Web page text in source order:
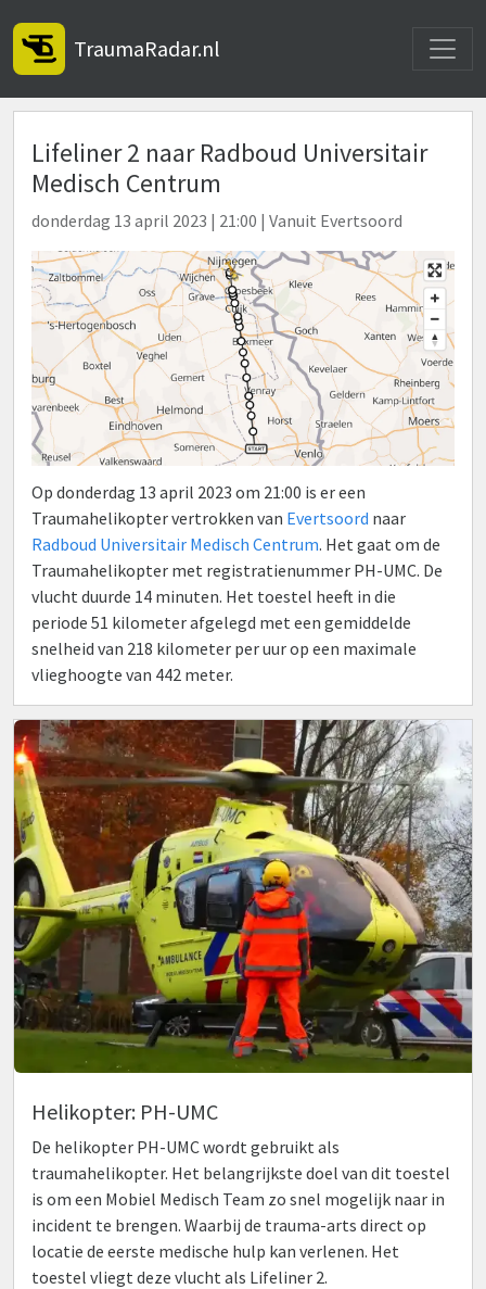
TraumaRadar.nl
Lifeliner 2 naar Radboud Universitair
Medisch Centrum
donderdag 13 april 2023 | 21:00 | Vanuit Evertsoord
Op donderdag 13 april 2023 om 21:00 is er een
Traumahelikopter vertrokken van Evertsoord naar
Radboud Universitair Medisch Centrum. Het gaat om de
Traumahelikopter met registratienummer PH-UMC. De
vlucht duurde 14 minuten. Het toestel heeft in die
periode 51 kilometer afgelegd met een gemiddelde
snelheid van 218 kilometer per uur op een maximale
vlieghoogte van 442 meter.
Helikopter: PH-UMC
De helikopter PH-UMC wordt gebruikt als
traumahelikopter. Het belangrijkste doel van dit toestel
is om een Mobiel Medisch Team zo snel mogelijk naar in
incident te brengen. Waarbij de trauma-arts direct op
locatie de eerste medische hulp kan verlenen. Het
toestel vliegt deze vlucht als Lifeliner 2.